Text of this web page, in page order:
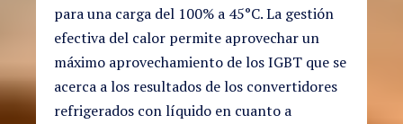
para una carga del 100% a 45°C. La gestión
efectiva del calor permite aprovechar un
máximo aprovechamiento de los IGBT que se
acerca a los resultados de los convertidores
refrigerados con líquido en cuanto a